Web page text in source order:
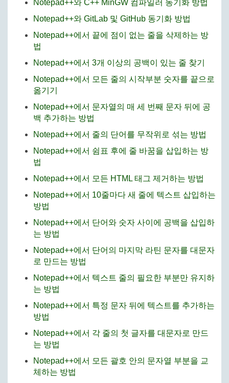
Notepad++와 C++ MinGW 컴파일러 동기화 방법
Notepad++와 GitLab 및 GitHub 동기화 방법
Notepad++에서 끝에 점이 없는 줄을 삭제하는 방
법
Notepad++에서 3개 이상의 공백이 있는 줄 찾기
Notepad++에서 모든 줄의 시작부분 숫자를 끝으로
옮기기
Notepad++에서 문자열의 매 세 번째 문자 뒤에 공
백 추가하는 방법
Notepad++에서 줄의 단어를 무작위로 섞는 방법
Notepad++에서 쉼표 후에 줄 바꿈을 삽입하는 방
법
Notepad++에서 모든 HTML 태그 제거하는 방법
Notepad++에서 10줄마다 새 줄에 텍스트 삽입하는
방법
Notepad++에서 단어와 숫자 사이에 공백을 삽입하
는 방법
Notepad++에서 단어의 마지막 라틴 문자를 대문자
로 만드는 방법
Notepad++에서 텍스트 줄의 필요한 부분만 유지하
는 방법
Notepad++에서 특정 문자 뒤에 텍스트를 추가하는
방법
Notepad++에서 각 줄의 첫 글자를 대문자로 만드
는 방법
Notepad++에서 모든 괄호 안의 문자열 부분을 교
체하는 방법